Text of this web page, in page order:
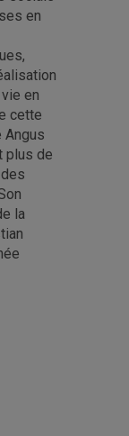
en
en
cette
Angus
plus de
la